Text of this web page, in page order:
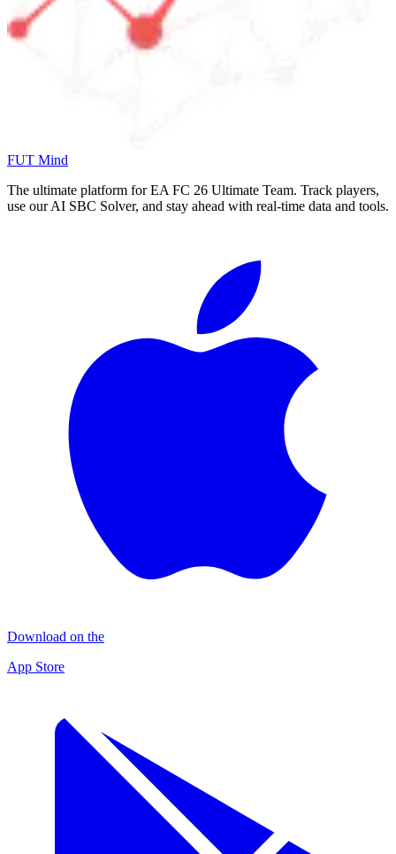
FUT Mind
The ultimate platform for EA FC 26 Ultimate Team. Track players,
use our AI SBC Solver, and stay ahead with real-time data and tools.
Download on the
App Store